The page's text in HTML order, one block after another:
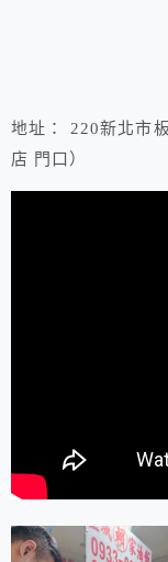
地址： 220新北市
店 門口）